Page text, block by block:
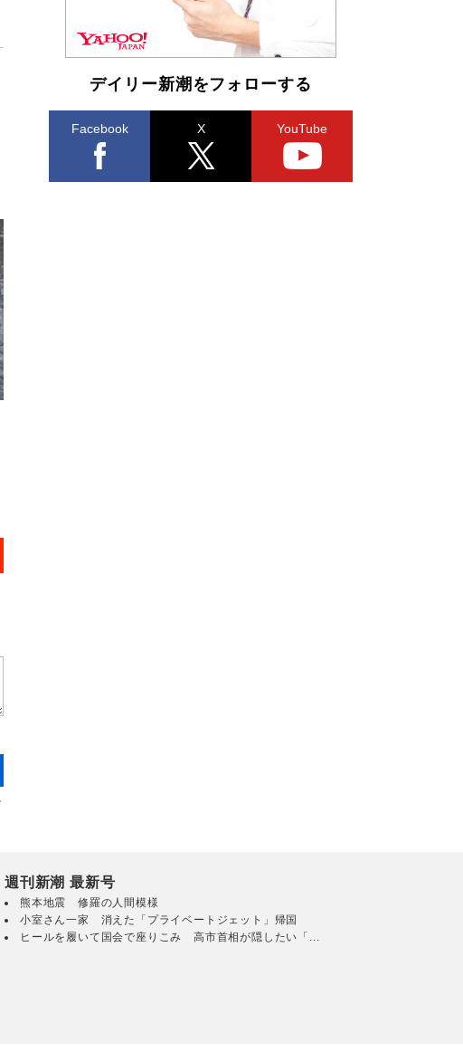
デイリー新潮をフォローする
Facebook X YouTube
週刊新潮 最新号
熊本地震 修羅の人間模様
小室さん一家 消えた「プライベートジェット」帰国
ヒールを履いて国会で座りこみ 高市首相が隠したい「...